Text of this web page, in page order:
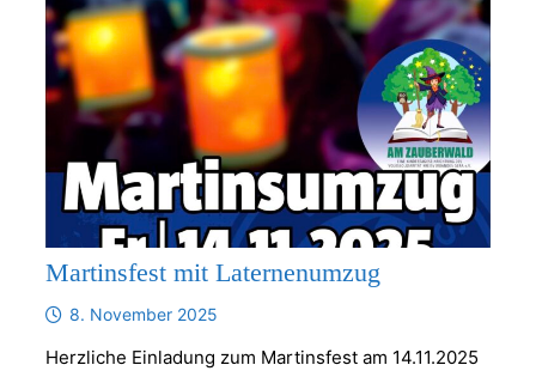
Martinsfest mit Laternenumzug
8. November 2025
Herzliche Einladung zum Martinsfest am 14.11.2025